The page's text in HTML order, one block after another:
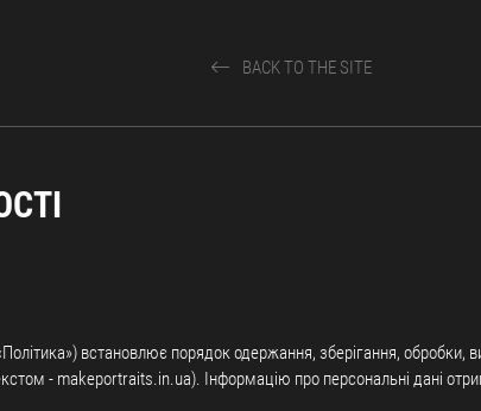
BACK TO THE SITE
встановлює порядок одержання, зберігання,
- makeportraits.in.ua). Інформацію про персональні дані